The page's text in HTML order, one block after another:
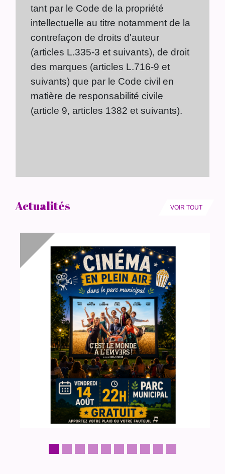
tant par le Code de la propriété
intellectuelle au titre notamment de la
contrefaçon de droits d'auteur
(articles L.335-3 et suivants), de droit
des marques (articles L.716-9 et
suivants) que par le Code civil en
matière de responsabilité civile
(article 9, articles 1382 et suivants).
Actualités VOIR TOUT